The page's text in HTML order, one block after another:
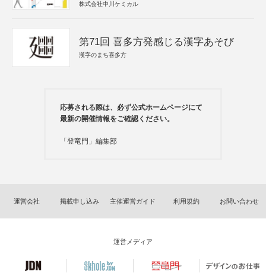
株式会社中川ケミカル
第71回 喜多方発感じる漢字あそび
漢字のまち喜多方
応募される際は、必ず公式ホームページにて
最新の開催情報をご確認ください。
「登竜門」編集部
運営会社 掲載申し込み 主催運営ガイド 利用規約 お問い合わせ
運営メディア